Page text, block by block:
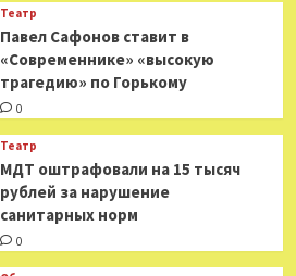
Театр
Павел Сафонов ставит в
«Современнике» «высокую
трагедию» по Горькому
0
Театр
МДТ оштрафовали на 15 тысяч
рублей за нарушение
санитарных норм
0